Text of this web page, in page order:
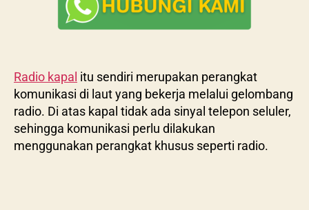
Radio kapal itu sendiri merupakan perangkat
komunikasi di laut yang bekerja melalui gelombang
radio. Di atas kapal tidak ada sinyal telepon seluler,
sehingga komunikasi perlu dilakukan
menggunakan perangkat khusus seperti radio.